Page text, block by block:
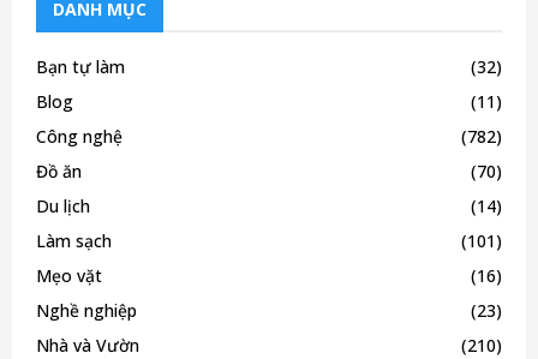
DANH MỤC
Bạn tự làm
(32)
Blog
(11)
Công nghệ
(782)
Đồ ăn
(70)
Du lịch
(14)
Làm sạch
(101)
Mẹo vặt
(16)
Nghề nghiệp
(23)
Nhà và Vườn
(210)